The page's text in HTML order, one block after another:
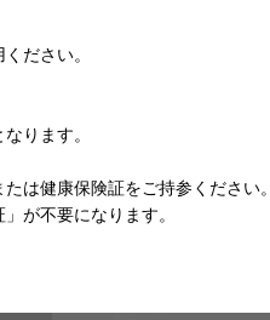
ださい。
ります。
は健康保険証をご持参ください。
が不要になります。